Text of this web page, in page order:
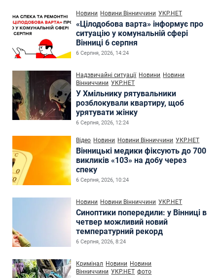
Новини Новини Вінниччини УКР.НЕТ
«Цілодобова варта» інформує про
ситуацію у комунальній сфері
Вінниці 6 серпня
6 Серпня, 2026, 14:24
Надзвичайні ситуації Новини Новини
Вінниччини УКР.НЕТ
У Хмільнику рятувальники
розблокували квартиру, щоб
урятувати жінку
6 Серпня, 2026, 12:24
Відео Новини Новини Вінниччини УКР.НЕТ
Вінницькі медики фіксують до 700
викликів «103» на добу через
спеку
6 Серпня, 2026, 10:24
Новини Новини Вінниччини УКР.НЕТ
Синоптики попередили: у Вінниці в
четвер можливий новий
температурний рекорд
6 Серпня, 2026, 8:24
Кримінал Новини Новини
Вінниччини УКР.НЕТ фото